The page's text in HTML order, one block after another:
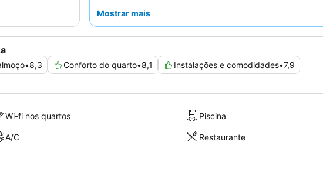
considere solicitar um quarto com
Mostrar mais
•8,3 Conforto do quarto•8,1 Instalações e comodidades•7,9
Wi-fi nos quartos Piscina
A/C Restaurante